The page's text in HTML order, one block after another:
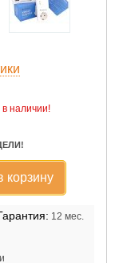
наличии!
корзину
12 мес.